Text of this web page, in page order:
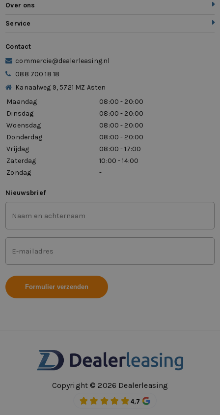
Over ons
Service
Contact
commercie@dealerleasing.nl
088 700 18 18
Kanaalweg 9, 5721 MZ Asten
Maandag
08:00 - 20:00
Dinsdag
08:00 - 20:00
Woensdag
08:00 - 20:00
Donderdag
08:00 - 20:00
Vrijdag
08:00 - 17:00
Zaterdag
10:00 - 14:00
Zondag
-
Nieuwsbrief
Voor-
en
achternaam
(Vereist)
Mailadres
(Vereist)
Copyright © 2026 Dealerleasing